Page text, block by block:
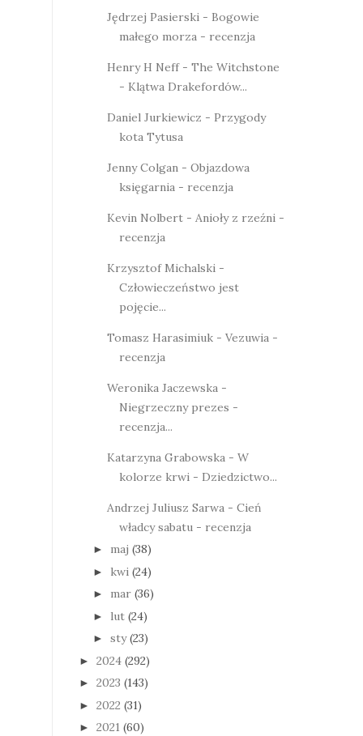
Jędrzej Pasierski - Bogowie
małego morza - recenzja
Henry H Neff - The Witchstone
- Klątwa Drakefordów...
Daniel Jurkiewicz - Przygody
kota Tytusa
Jenny Colgan - Objazdowa
księgarnia - recenzja
Kevin Nolbert - Anioły z rzeźni -
recenzja
Krzysztof Michalski -
Człowieczeństwo jest
pojęcie...
Tomasz Harasimiuk - Vezuwia -
recenzja
Weronika Jaczewska -
Niegrzeczny prezes -
recenzja...
Katarzyna Grabowska - W
kolorze krwi - Dziedzictwo...
Andrzej Juliusz Sarwa - Cień
władcy sabatu - recenzja
► maj (38)
► kwi (24)
► mar (36)
► lut (24)
► sty (23)
► 2024 (292)
► 2023 (143)
► 2022 (31)
► 2021 (60)